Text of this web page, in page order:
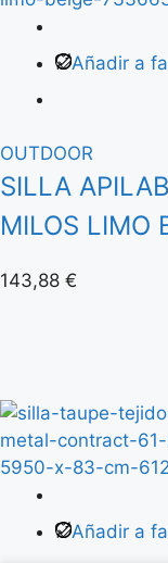
Añadir a
OUTDOOR
SILLA
MILOS LIMO
143,88 €
Añadir a